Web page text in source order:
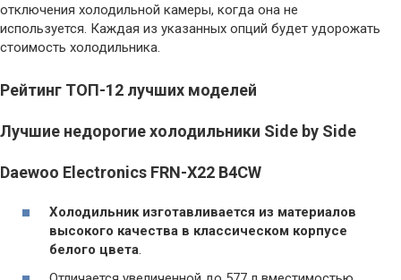
отключения холодильной камеры, когда она не
используется. Каждая из указанных опций будет удорожать
стоимость холодильника.
Рейтинг ТОП-12 лучших моделей
Лучшие недорогие холодильники Side by Side
Daewoo Electronics FRN-X22 B4CW
Холодильник изготавливается из материалов
высокого качества в классическом корпусе
белого цвета.